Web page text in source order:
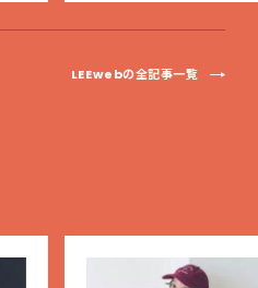
LEEwebの全記事一覧